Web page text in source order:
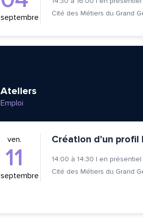
septembre
Ateliers
Emploi
ven.
11
septembre
Création d’un profil
14:00 à 14:30 | en présentiel